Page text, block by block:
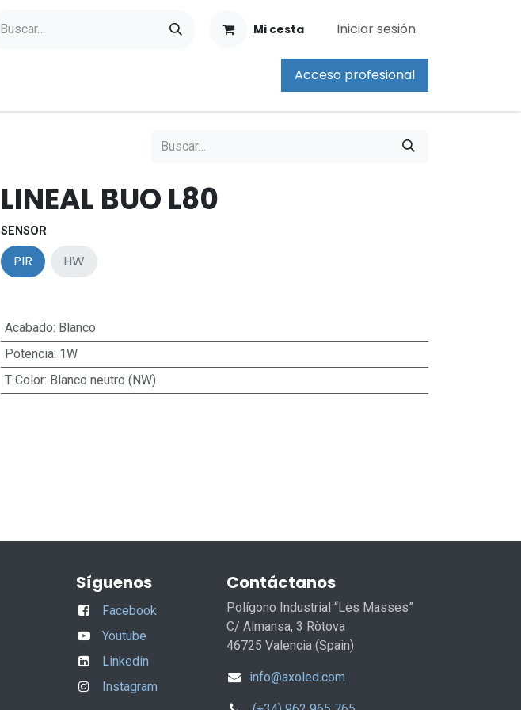
Mi cesta Iniciar sesión
Acceso profesional
LINEAL BUO L80
SENSOR
PIR HW
Acabado: Blanco
Potencia: 1W
T Color: Blanco neutro (NW)
Síguenos
Facebook
Youtube
Linkedin
Instagram
Contáctanos
Polígono Industrial “Les Masses”
C/ Almansa, 3 Ròtova
46725 Valencia (Spain)
info@axoled.com